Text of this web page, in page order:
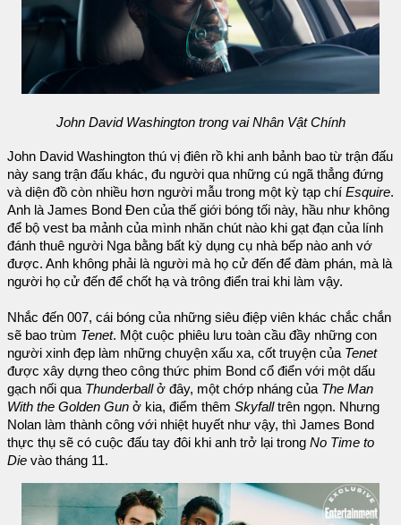
John David Washington trong vai Nhân Vật Chính
John David Washington thú vị điên rồ khi anh bảnh bao từ trận đấu
này sang trận đấu khác, đu người qua những cú ngã thẳng đứng
và diện đồ còn nhiều hơn người mẫu trong một kỳ tạp chí Esquire.
Anh là James Bond Đen của thế giới bóng tối này, hầu như không
để bộ vest ba mảnh của mình nhăn chút nào khi gạt đạn của lính
đánh thuê người Nga bằng bất kỳ dụng cụ nhà bếp nào anh vớ
được. Anh không phải là người mà họ cử đến để đàm phán, mà là
người họ cử đến để chốt hạ và trông điển trai khi làm vậy.
Nhắc đến 007, cái bóng của những siêu điệp viên khác chắc chắn
sẽ bao trùm Tenet. Một cuộc phiêu lưu toàn cầu đầy những con
người xinh đẹp làm những chuyện xấu xa, cốt truyện của Tenet
được xây dựng theo công thức phim Bond cổ điển với một dấu
gạch nối qua Thunderballở đây, một chớp nháng của The Man
With the Golden Gun ở kia, điểm thêm Skyfalltrên ngọn. Nhưng
Nolan làm thành công với nhiệt huyết như vậy, thì James Bond
thực thụ sẽ có cuộc đấu tay đôi khi anh trở lại trong No Time to
Die vào tháng 11.